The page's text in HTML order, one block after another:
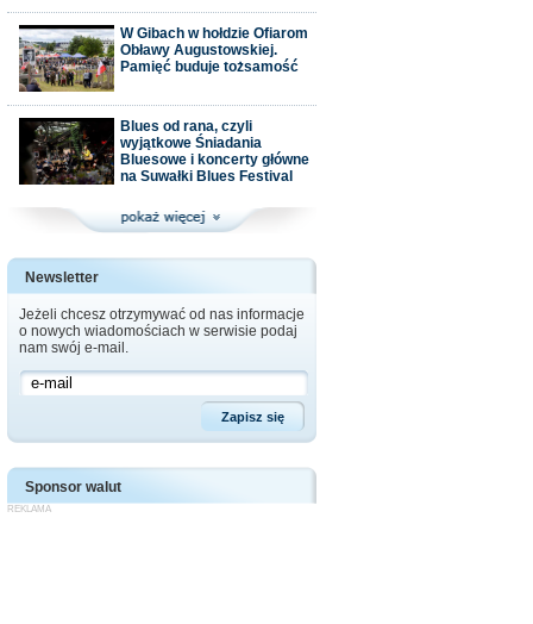
W Gibach w hołdzie Ofiarom
Obławy Augustowskiej.
Pamięć buduje tożsamość
Blues od rana, czyli
wyjątkowe Śniadania
Bluesowe i koncerty główne
na Suwałki Blues Festival
Newsletter
Jeżeli chcesz otrzymywać od nas informacje
o nowych wiadomościach w serwisie podaj
nam swój e-mail.
Sponsor walut